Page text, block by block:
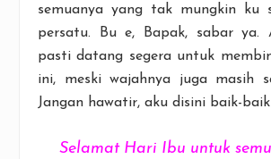
semuanya yang tak mungkin ku
persatu. Bu e, Bapak, sabar ya.
pasti datang segera untuk
ini, meski wajahnya juga masih
Jangan hawatir, aku disini baik-
Selamat Hari Ibu untuk